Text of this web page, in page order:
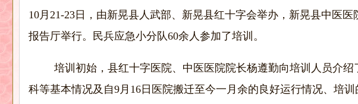
10月 21-23 日，由新晃县人武部、新晃县红十字会举办，新晃县中医医
报告厅举行。民兵应急小分队60余人参加了培训。
培训初始，县红十字医院、中医医院院长杨遵勤向培训人员介
科等基本情况及自9月 16 日医院搬迁至今一月余的良好运行情况、培